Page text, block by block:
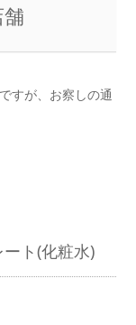
すが、お察しの通
ト(化粧水)